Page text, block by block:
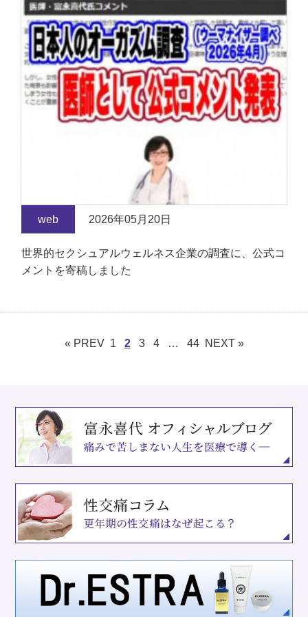
web 2026年05月20日
世界的セクシュアルウェルネス企業の調査に、公式コ
メントを寄稿しました
« PREV 1 2 3 4 … 44 NEXT »